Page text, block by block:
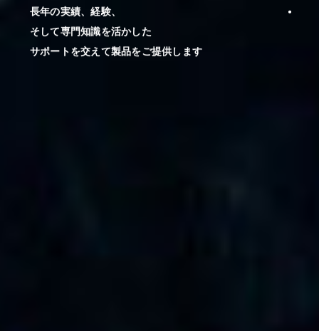
長年の実績、経験、
そして専門知識を活かした
サポートを交えて製品をご提供します